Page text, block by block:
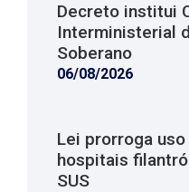
Decreto institui
Interministerial
Soberano
06/08/2026
Lei prorroga uso
hospitais
SUS